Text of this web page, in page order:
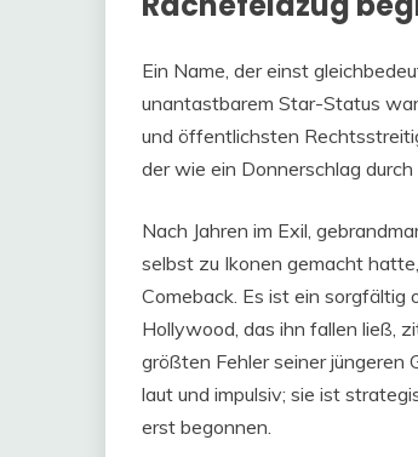
Ein Name, der einst
unantastbarem Star-Status
und öffentlichsten
der wie ein Donnerschlag
Nach Jahren im Exil,
selbst zu Ikonen gemacht
Comeback. Es ist ein sorgfältig
Hollywood, das ihn fallen ließ,
größten Fehler seiner jüngeren
laut und impulsiv; sie ist
erst begonnen.